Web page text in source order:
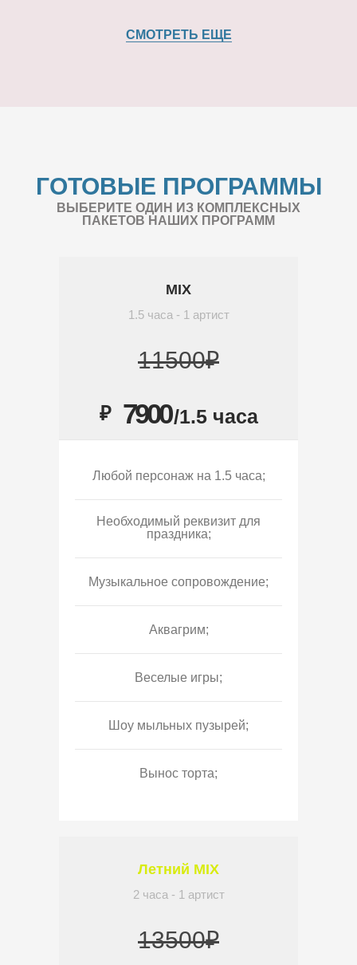
СМОТРЕТЬ ЕЩЕ
ГОТОВЫЕ ПРОГРАММЫ
ВЫБЕРИТЕ ОДИН ИЗ КОМПЛЕКСНЫХ
ПАКЕТОВ НАШИХ ПРОГРАММ
MIX
1.5 часа - 1 артист
11500₽
₽ 7900/1.5 часа
Любой персонаж на 1.5 часа;
Необходимый реквизит для
праздника;
Музыкальное сопровождение;
Аквагрим;
Веселые игры;
Шоу мыльных пузырей;
Вынос торта;
Летний MIX
2 часа - 1 артист
13500₽